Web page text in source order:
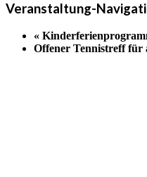
Veranstaltung-
«
Offener Tennistreff für